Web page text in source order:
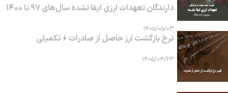
دارندگان تعهدات ارزی ایفا نشده سال‌های ۹۷ تا ۱۴۰۰
۱۴۰۵/۰۵/۰۳
نرخ بازگشت ارز حاصل از صادرات + تکمیلی
۱۴۰۵/۰۴/۲۳